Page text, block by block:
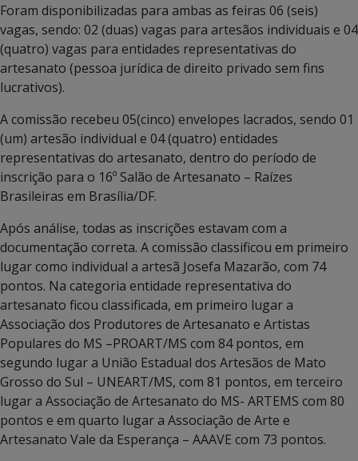
Foram disponibilizadas para ambas as feiras 06 (seis)
vagas, sendo: 02 (duas) vagas para artesãos individuais e 04
(quatro) vagas para entidades representativas do
artesanato (pessoa jurídica de direito privado sem fins
lucrativos).
A comissão recebeu 05(cinco) envelopes lacrados, sendo 01
(um) artesão individual e 04 (quatro) entidades
representativas do artesanato, dentro do período de
inscrição para o 16º Salão de Artesanato – Raízes
Brasileiras em Brasília/DF.
Após análise, todas as inscrições estavam com a
documentação correta. A comissão classificou em primeiro
lugar como individual a artesã Josefa Mazarão, com 74
pontos. Na categoria entidade representativa do
artesanato ficou classificada, em primeiro lugar a
Associação dos Produtores de Artesanato e Artistas
Populares do MS –PROART/MS com 84 pontos, em
segundo lugar a União Estadual dos Artesãos de Mato
Grosso do Sul – UNEART/MS, com 81 pontos, em terceiro
lugar a Associação de Artesanato do MS- ARTEMS com 80
pontos e em quarto lugar a Associação de Arte e
Artesanato Vale da Esperança – AAAVE com 73 pontos.